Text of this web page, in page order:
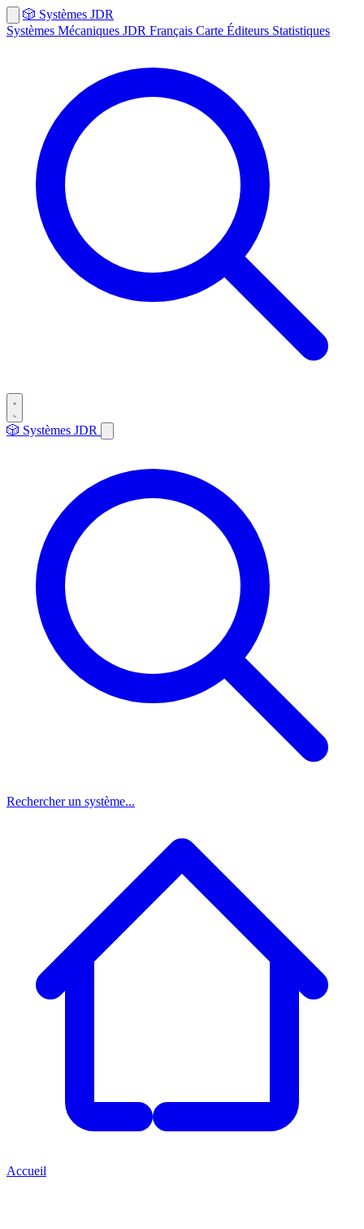
🎲 Systèmes JDR
Systèmes Mécaniques JDR Français Carte Éditeurs Statistiques
🎲 Systèmes JDR
Rechercher un système...
Accueil